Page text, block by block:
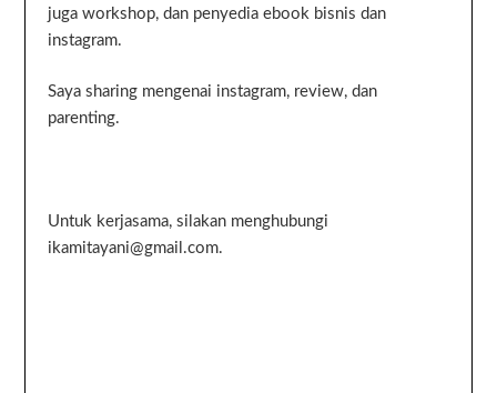
juga workshop, dan penyedia ebook bisnis dan
instagram.
Saya sharing mengenai instagram, review, dan
parenting.
Untuk kerjasama, silakan menghubungi
ikamitayani@gmail.com.